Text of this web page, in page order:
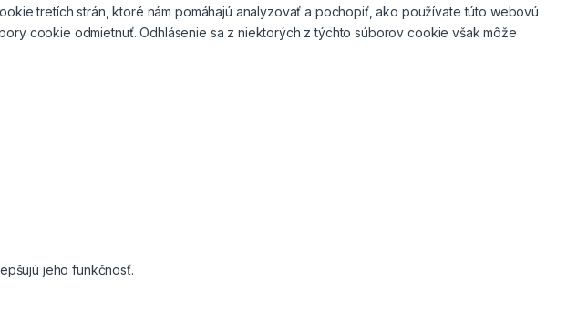
tretích strán, ktoré nám pomáhajú analyzovať a pochopiť, ako používate túto webovú
cookie odmietnuť. Odhlásenie sa z niektorých z týchto súborov cookie však môže
jeho funkčnosť.